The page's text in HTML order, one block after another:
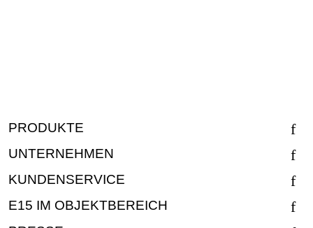
PRODUKTE
UNTERNEHMEN
KUNDENSERVICE
E15 IM OBJEKTBEREICH